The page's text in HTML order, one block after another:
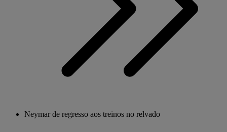
Neymar de regresso aos treinos no relvado